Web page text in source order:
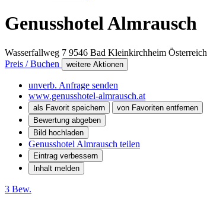
Genusshotel Almrausch
Wasserfallweg 7 9546 Bad Kleinkirchheim Österreich
Preis / Buchen
weitere Aktionen
unverb. Anfrage senden
www.genusshotel-almrausch.at
als Favorit speichern
von Favoriten entfernen
Bewertung abgeben
Bild hochladen
Genusshotel Almrausch teilen
Eintrag verbessern
Inhalt melden
3 Bew.